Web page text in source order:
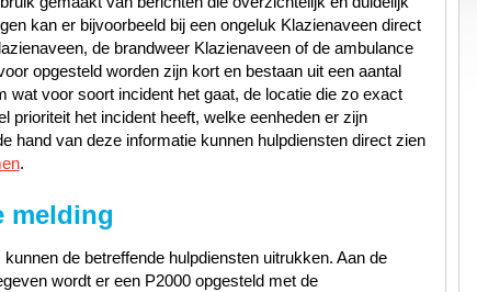
kan er bijvoorbeeld bij een ongeluk Klazienaveen direct
de brandweer Klazienaveen of de ambulance
opgesteld worden zijn kort en bestaan uit een aantal
wat voor soort incident het gaat, de locatie die zo exact
prioriteit het incident heeft, welke eenheden er zijn
hand van deze informatie kunnen hulpdiensten direct zien
.
melding
de betreffende hulpdiensten uitrukken. Aan de
wordt er een P2000 opgesteld met de